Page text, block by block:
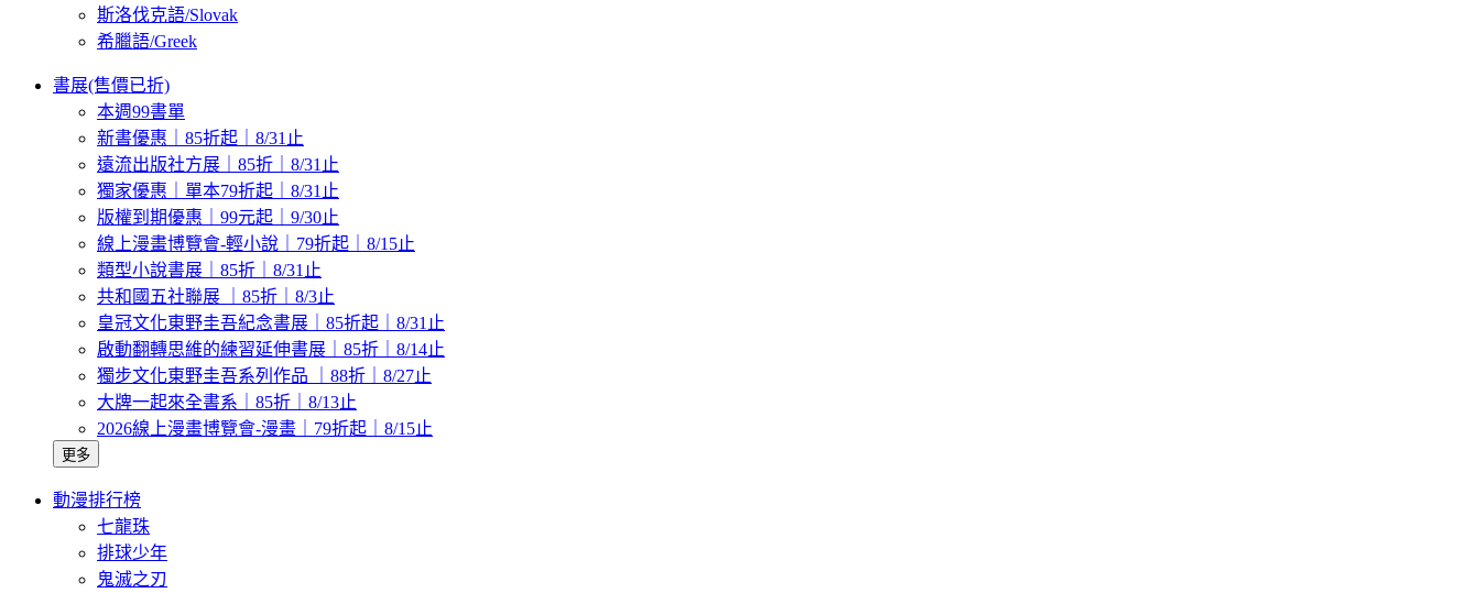
斯洛伐克語/Slovak
希臘語/Greek
書展(售價已折)
本週99書單
新書優惠｜85折起｜8/31止
遠流出版社方展｜85折｜8/31止
獨家優惠｜單本79折起｜8/31止
版權到期優惠｜99元起｜9/30止
線上漫畫博覽會-輕小說｜79折起｜8/15止
類型小說書展｜85折｜8/31止
共和國五社聯展 ｜85折｜8/3止
皇冠文化東野圭吾紀念書展｜85折起｜8/31止
啟動翻轉思維的練習延伸書展｜85折｜8/14止
獨步文化東野圭吾系列作品 ｜88折｜8/27止
大牌一起來全書系｜85折｜8/13止
2026線上漫畫博覽會-漫畫｜79折起｜8/15止
更多
動漫排行榜
七龍珠
排球少年
鬼滅之刃